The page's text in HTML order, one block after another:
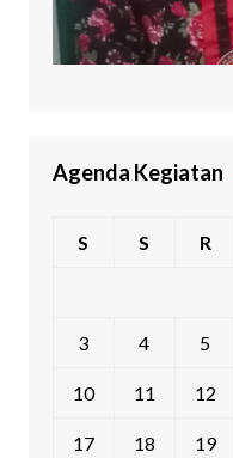
Agenda Kegiatan
S S R
3 4 5
10 11 12
17 18 19